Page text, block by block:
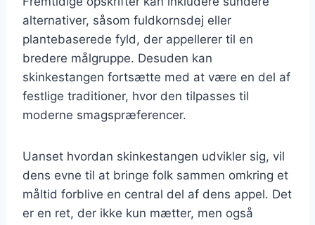
alternativer, såsom fuldkornsdej eller
plantebaserede fyld, der appellerer til en
bredere målgruppe. Desuden kan
skinkestangen fortsætte med at være en del af
festlige traditioner, hvor den tilpasses til
moderne smagspræferencer.
Uanset hvordan skinkestangen udvikler sig, vil
dens evne til at bringe folk sammen omkring et
måltid forblive en central del af dens appel. Det
er en ret, der ikke kun mætter, men også